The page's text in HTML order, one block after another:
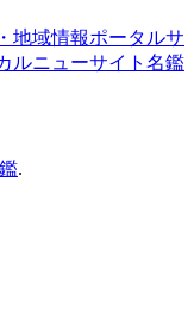
地域情報ポータルサ
ルニューサイト名鑑
.